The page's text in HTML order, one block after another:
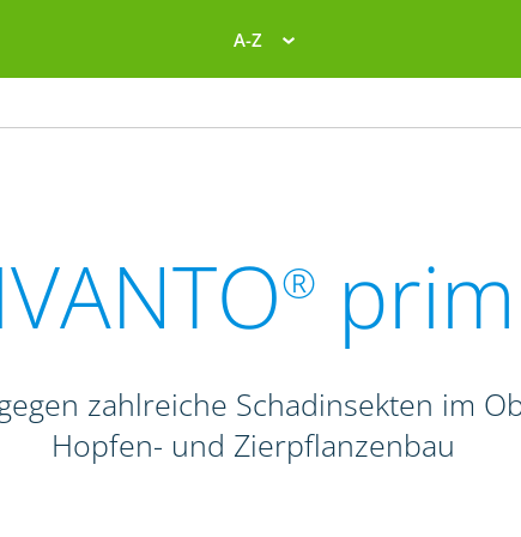
A-Z
®
zahlreiche Schadinsekten im
Hopfen- und Zierpflanzenbau